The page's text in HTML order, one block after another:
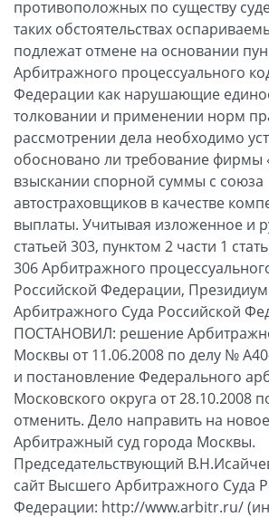
противоположных по существу
таких обстоятельствах
подлежат отмене на основании
Арбитражного процессуального
Федерации как нарушающие
толковании и применении норм
рассмотрении дела необходимо
обосновано ли требование фирмы
взыскании спорной суммы с союза
автостраховщиков в качестве
выплаты. Учитывая изложенное и
статьей 303, пунктом 2 части 1
306 Арбитражного
Российской Федерации,
Арбитражного Суда Российской
ПОСТАНОВИЛ: решение
Москвы от 11.06.2008 по делу №
и постановление Федерального
Московского округа от 28.10.2008
отменить. Дело направить на
Арбитражный суд города Москвы.
Председательствующий
сайт Высшего Арбитражного Суда
Федерации: http://www.arbitr.ru/